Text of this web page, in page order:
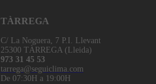
TÀRREGA
C/ La Noguera, 7 P.I. Llevant
25300 TÀRREGA (Lleida)
973 31 45 53
tarrega@seguiclima.com
De 07:30H a 19:00H